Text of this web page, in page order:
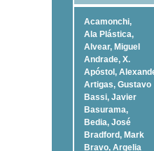
Acamonchi,
Ala Plástica,
Alvear, Miguel
Andrade, X.
Apóstol,
Artigas, Gustavo
Bassi, Javier
Basurama,
Bedia, José
Bradford, Mark
Bravo, Argelia